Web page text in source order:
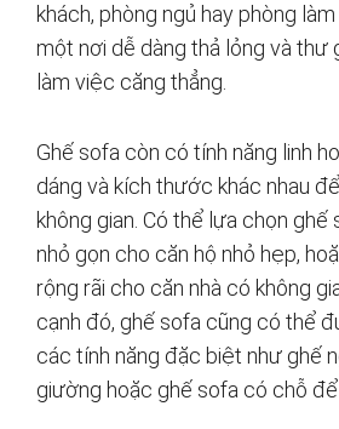
khách, phòng ngủ hay phòng
một nơi dễ dàng thả lỏng và thư
làm việc căng thẳng.
Ghế sofa còn có tính năng linh
dáng và kích thước khác nhau
không gian. Có thể lựa chọn ghế
nhỏ gọn cho căn hộ nhỏ hẹp,
rộng rãi cho căn nhà có không
cạnh đó, ghế sofa cũng có thể
các tính năng đặc biệt như ghế
giường hoặc ghế sofa có chỗ